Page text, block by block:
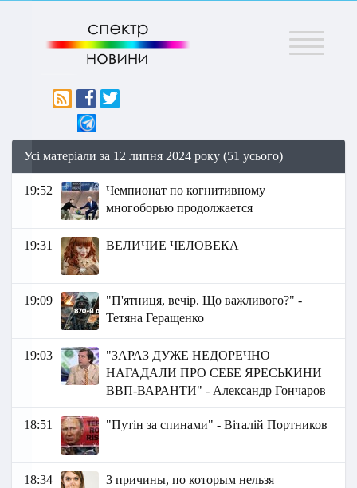
Меню
Усі матеріали за 12 липня 2024 року (51 усього)
19:52
Чемпионат по когнитивному
многоборью продолжается
19:31 ВЕЛИЧИЕ ЧЕЛОВЕКА
19:09
"П'ятниця, вечір. Що важливого?" -
Тетяна Геращенко
19:03
"ЗАРАЗ ДУЖЕ НЕДОРЕЧНО
НАГАДАЛИ ПРО СЕБЕ ЯРЕСЬКИНИ
ВВП-ВАРАНТИ" - Александр Гончаров
18:51 "Путін за спинами" - Віталій Портников
18:34
3 причины, по которым нельзя